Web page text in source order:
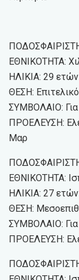
ΕΘΝΙΚΟΤΗΤΑ:
ΗΛΙΚΙΑ: 29 ετών
ΘΕΣΗ:
ΣΥΜΒΟΛΑΙΟ:
ΠΡΟΕΛΕΥΣΗ:
Μαρ
ΕΘΝΙΚΟΤΗΤΑ:
ΗΛΙΚΙΑ: 27 ετών
ΘΕΣΗ:
ΣΥΜΒΟΛΑΙΟ:
ΠΡΟΕΛΕΥΣΗ: